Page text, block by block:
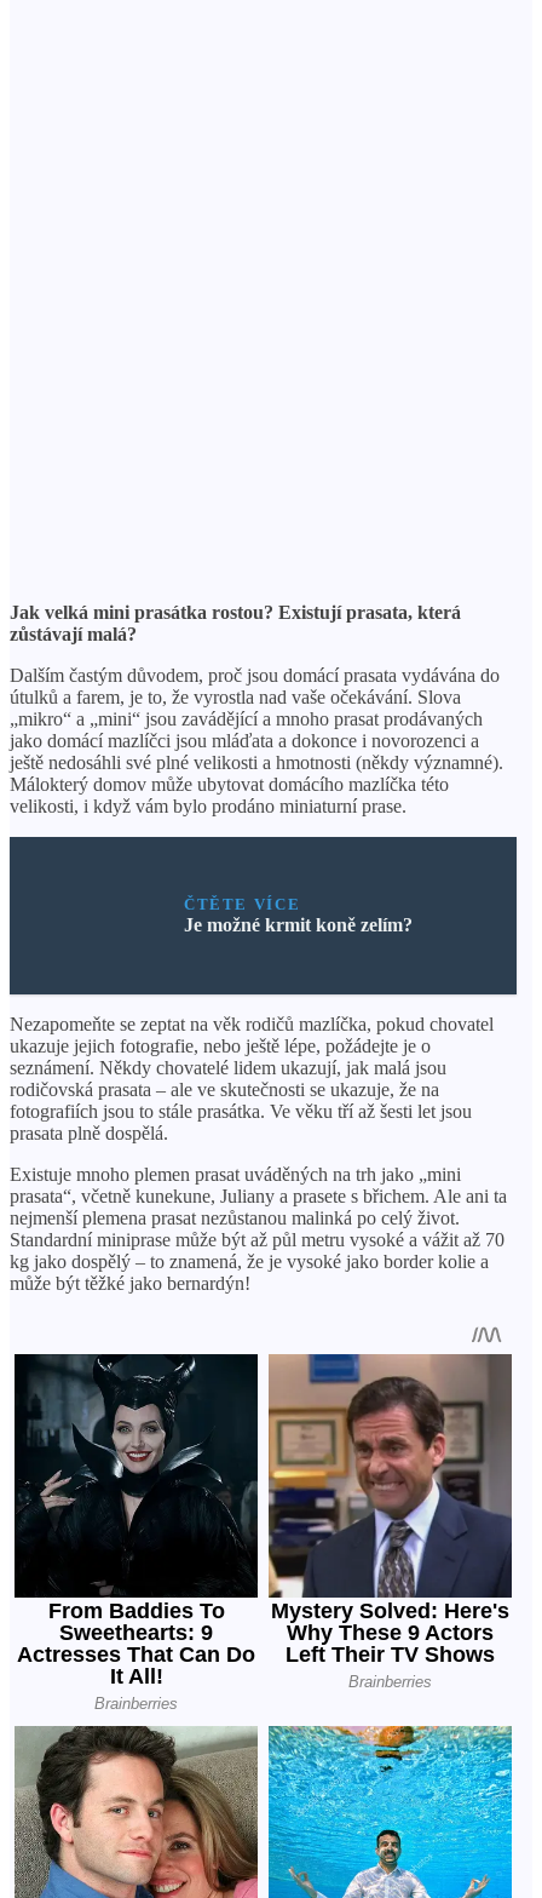
Jak velká mini prasátka rostou? Existují prasata, která
zůstávají malá?
Dalším častým důvodem, proč jsou domácí prasata vydávána do
útulků a farem, je to, že vyrostla nad vaše očekávání. Slova
„mikro“ a „mini“ jsou zavádějící a mnoho prasat prodávaných
jako domácí mazlíčci jsou mláďata a dokonce i novorozenci a
ještě nedosáhli své plné velikosti a hmotnosti (někdy významné).
Málokterý domov může ubytovat domácího mazlíčka této
velikosti, i když vám bylo prodáno miniaturní prase.
ČTĚTE VÍCE
Je možné krmit koně zelím?
Nezapomeňte se zeptat na věk rodičů mazlíčka, pokud chovatel
ukazuje jejich fotografie, nebo ještě lépe, požádejte je o
seznámení. Někdy chovatelé lidem ukazují, jak malá jsou
rodičovská prasata – ale ve skutečnosti se ukazuje, že na
fotografiích jsou to stále prasátka. Ve věku tří až šesti let jsou
prasata plně dospělá.
Existuje mnoho plemen prasat uváděných na trh jako „mini
prasata“, včetně kunekune, Juliany a prasete s břichem. Ale ani ta
nejmenší plemena prasat nezůstanou malinká po celý život.
Standardní miniprase může být až půl metru vysoké a vážit až 70
kg jako dospělý – to znamená, že je vysoké jako border kolie a
může být těžké jako bernardýn!